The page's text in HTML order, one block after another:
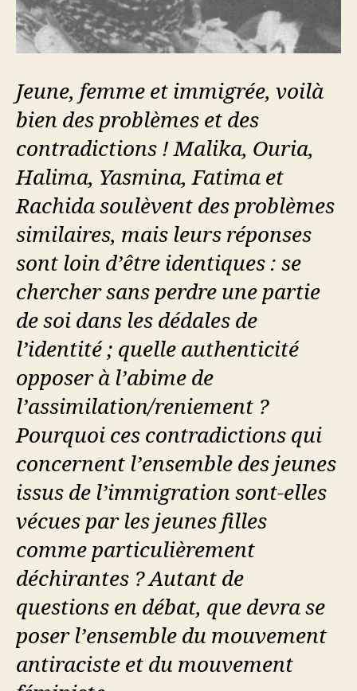
Jeune, femme et immigrée, voilà
bien des problèmes et des
contradictions ! Malika, Ouria,
Halima, Yasmina, Fatima et
Rachida soulèvent des problèmes
similaires, mais leurs réponses
sont loin d’être identiques : se
chercher sans perdre une partie
de soi dans les dédales de
l’identité ; quelle authenticité
opposer à l’abime de
l’assimilation/reniement ?
Pourquoi ces contradictions qui
concernent l’ensemble des jeunes
issus de l’immigration sont-elles
vécues par les jeunes filles
comme particulièrement
déchirantes ? Autant de
questions en débat, que devra se
poser l’ensemble du mouvement
antiraciste et du mouvement